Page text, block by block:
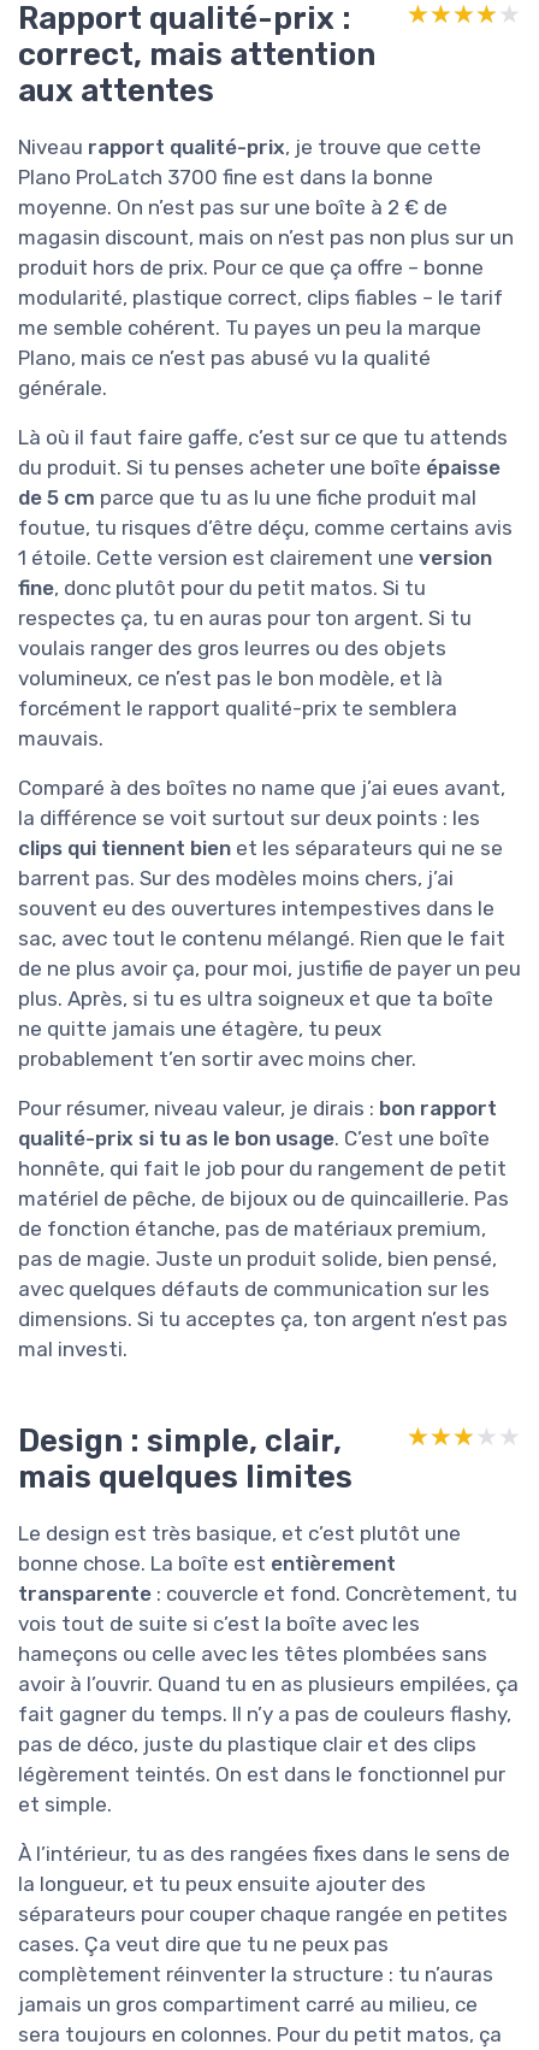
Rapport qualité-prix :
correct, mais attention
aux attentes
★★★★★
★★★★★
Niveau rapport qualité-prix, je trouve que cette
Plano ProLatch 3700 fine est dans la bonne
moyenne. On n’est pas sur une boîte à 2 € de
magasin discount, mais on n’est pas non plus sur un
produit hors de prix. Pour ce que ça offre – bonne
modularité, plastique correct, clips fiables – le tarif
me semble cohérent. Tu payes un peu la marque
Plano, mais ce n’est pas abusé vu la qualité
générale.
Là où il faut faire gaffe, c’est sur ce que tu attends
du produit. Si tu penses acheter une boîte épaisse
de 5 cm parce que tu as lu une fiche produit mal
foutue, tu risques d’être déçu, comme certains avis
1 étoile. Cette version est clairement une version
fine, donc plutôt pour du petit matos. Si tu
respectes ça, tu en auras pour ton argent. Si tu
voulais ranger des gros leurres ou des objets
volumineux, ce n’est pas le bon modèle, et là
forcément le rapport qualité-prix te semblera
mauvais.
Comparé à des boîtes no name que j’ai eues avant,
la différence se voit surtout sur deux points : les
clips qui tiennent bien et les séparateurs qui ne se
barrent pas. Sur des modèles moins chers, j’ai
souvent eu des ouvertures intempestives dans le
sac, avec tout le contenu mélangé. Rien que le fait
de ne plus avoir ça, pour moi, justifie de payer un peu
plus. Après, si tu es ultra soigneux et que ta boîte
ne quitte jamais une étagère, tu peux
probablement t’en sortir avec moins cher.
Pour résumer, niveau valeur, je dirais : bon rapport
qualité-prix si tu as le bon usage. C’est une boîte
honnête, qui fait le job pour du rangement de petit
matériel de pêche, de bijoux ou de quincaillerie. Pas
de fonction étanche, pas de matériaux premium,
pas de magie. Juste un produit solide, bien pensé,
avec quelques défauts de communication sur les
dimensions. Si tu acceptes ça, ton argent n’est pas
mal investi.
Design : simple, clair,
mais quelques limites
★★★★★
★★★★★
Le design est très basique, et c’est plutôt une
bonne chose. La boîte est entièrement
transparente : couvercle et fond. Concrètement, tu
vois tout de suite si c’est la boîte avec les
hameçons ou celle avec les têtes plombées sans
avoir à l’ouvrir. Quand tu en as plusieurs empilées, ça
fait gagner du temps. Il n’y a pas de couleurs flashy,
pas de déco, juste du plastique clair et des clips
légèrement teintés. On est dans le fonctionnel pur
et simple.
À l’intérieur, tu as des rangées fixes dans le sens de
la longueur, et tu peux ensuite ajouter des
séparateurs pour couper chaque rangée en petites
cases. Ça veut dire que tu ne peux pas
complètement réinventer la structure : tu n’auras
jamais un gros compartiment carré au milieu, ce
sera toujours en colonnes. Pour du petit matos, ça